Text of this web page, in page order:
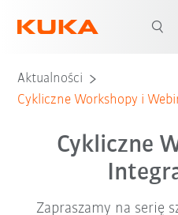
Aktualności
Cykliczne Workshopy i
Cykliczne
Zapraszamy na serię